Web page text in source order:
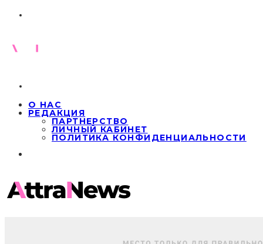
О НАС
РЕДАКЦИЯ
ПАРТНЕРСТВО
ЛИЧНЫЙ КАБИНЕТ
ПОЛИТИКА КОНФИДЕНЦИАЛЬНОСТИ